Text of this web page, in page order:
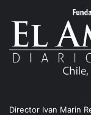
Director Ivan Marin